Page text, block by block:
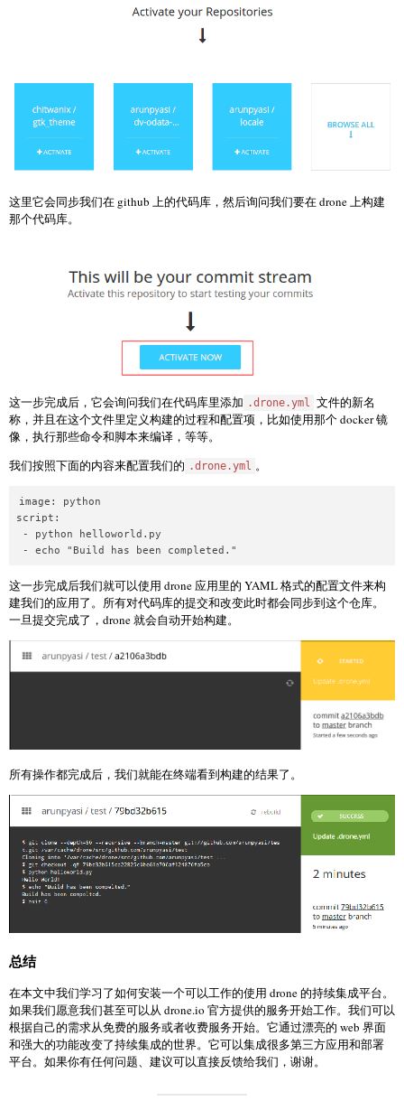
这里它会同步我们在 github 上的代码库，然后询问我们要在 drone 上构建
那个代码库。
这一步完成后，它会询问我们在代码库里添加 .drone.yml 文件的新名
称，并且在这个文件里定义构建的过程和配置项，比如使用那个 docker 镜
像，执行那些命令和脚本来编译，等等。
我们按照下面的内容来配置我们的 .drone.yml 。
image: python
script:
- python helloworld.py
这一步完成后我们就可以使用 drone 应用里的 YAML 格式的配置文件来构
建我们的应用了。所有对代码库的提交和改变此时都会同步到这个仓库。
一旦提交完成了，drone 就会自动开始构建。
所有操作都完成后，我们就能在终端看到构建的结果了。
总结
在本文中我们学习了如何安装一个可以工作的使用 drone 的持续集成平台。
如果我们愿意我们甚至可以从 drone.io 官方提供的服务开始工作。我们可以
根据自己的需求从免费的服务或者收费服务开始。它通过漂亮的 web 界面
和强大的功能改变了持续集成的世界。它可以集成很多第三方应用和部署
平台。如果你有任何问题、建议可以直接反馈给我们，谢谢。